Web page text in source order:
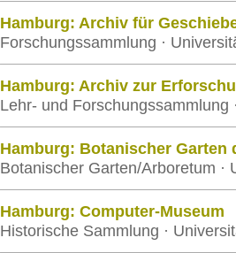
Hamburg: Archiv für
Forschungssammlung ·
Hamburg: Archiv zur
Lehr- und Forschungssammlung
Hamburg: Botanischer Garten
Botanischer Garten/Arboretum ·
Hamburg: Computer-Museum
Historische Sammlung ·